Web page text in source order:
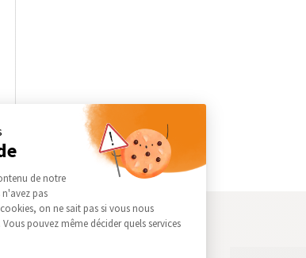
du Consentement :
de notre
pas
on ne sait pas si vous nous
pouvez même décider quels services
consent